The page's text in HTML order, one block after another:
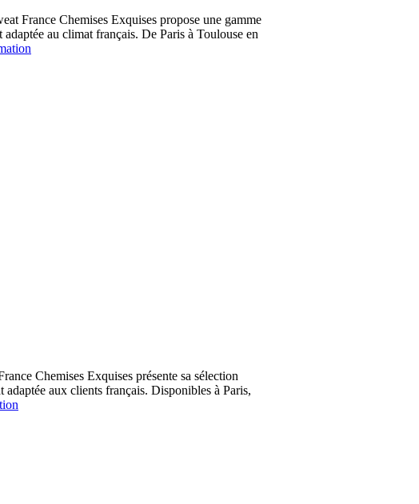
France Chemises Exquises propose une gamme
au climat français. De Paris à Toulouse en
Chemises Exquises présente sa sélection
aux clients français. Disponibles à Paris,